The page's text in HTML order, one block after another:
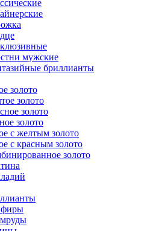
мужские
бриллианты
золото
золото
золото
золото
с желтым золото
с красным золото
золото